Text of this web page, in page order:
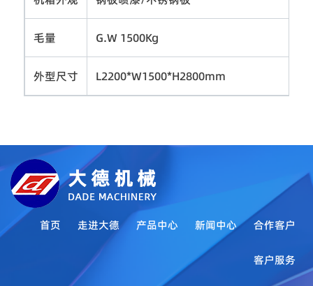
毛量 G.W 1500Kg
外型尺寸 L2200*W1500*H2800mm
首页 走进大德 产品中心 新闻中心 合作客户
客户服务